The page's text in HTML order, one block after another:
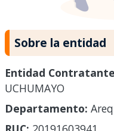
Sobre la entidad
Entidad
UCHUMAYO
Departamento: